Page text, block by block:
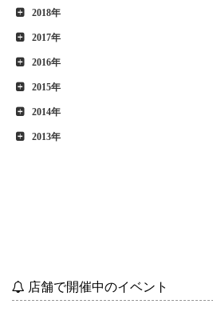
2018年
2017年
2016年
2015年
2014年
2013年
店舗で開催中のイベント